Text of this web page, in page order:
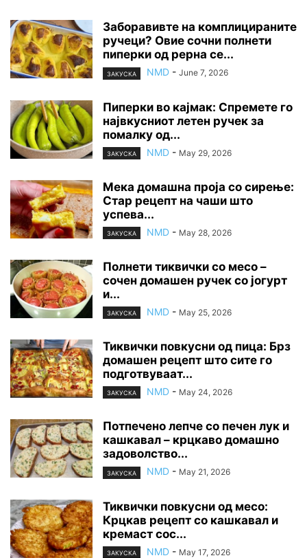
Заборавивте на комплицираните
ручеци? Овие сочни полнети
пиперки од рерна се...
ЗАКУСКА NMD - June 7, 2026
Пиперки во кајмак: Спремете го
највкусниот летен ручек за
помалку од...
ЗАКУСКА NMD - May 29, 2026
Мека домашна проја со сирење:
Стар рецепт на чаши што
успева...
ЗАКУСКА NMD - May 28, 2026
Полнети тиквички со месо –
сочен домашен ручек со јогурт
и...
ЗАКУСКА NMD - May 25, 2026
Тиквички повкусни од пица: Брз
домашен рецепт што сите го
подготвуваат...
ЗАКУСКА NMD - May 24, 2026
Потпечено лепче со печен лук и
кашкавал – крцкаво домашно
задоволство...
ЗАКУСКА NMD - May 21, 2026
Тиквички повкусни од месо:
Крцкав рецепт со кашкавал и
кремаст сос...
ЗАКУСКА NMD - May 17, 2026